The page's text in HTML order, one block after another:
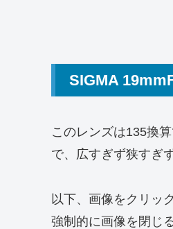
SIGMA
このレンズは135換
で、広すぎず狭すぎ
以下、画像をクリッ
強制的に画像を閉じ